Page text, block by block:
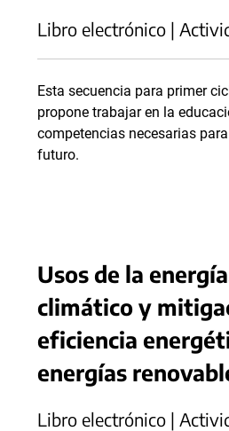
Libro electrónico |
Esta secuencia para primer
propone trabajar en la
competencias necesarias
futuro.
Usos de la
climático y
eficiencia
energías
Libro electrónico |